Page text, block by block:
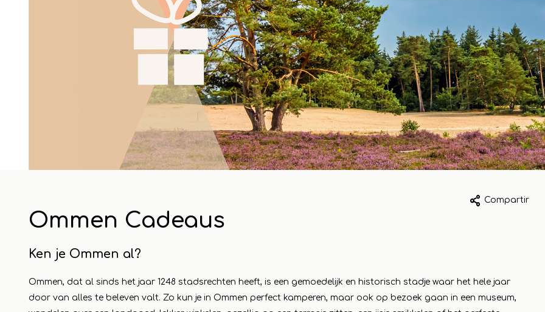
Compartir
Ommen Cadeaus
Ken je Ommen al?
Ommen, dat al sinds het jaar 1248 stadsrechten heeft, is een gemoedelijk en historisch stadje waar het hele jaar
door van alles te beleven valt. Zo kun je in Ommen perfect kamperen, maar ook op bezoek gaan in een museum,
in
Cadeautjes voor de
camping - Vakantie
een compleet